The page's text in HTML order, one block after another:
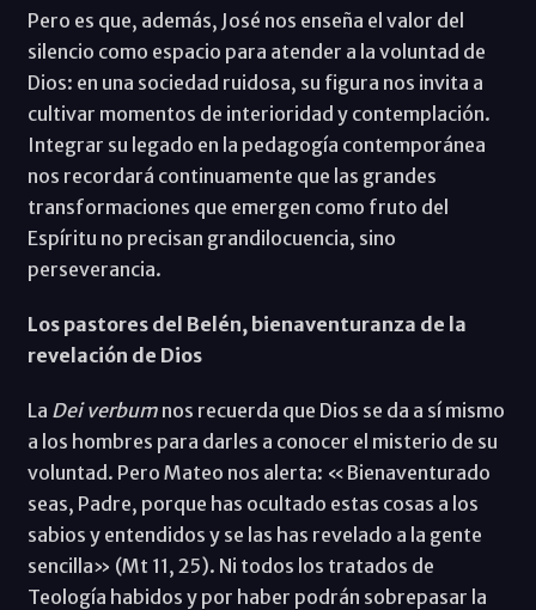
Pero es que, además, José nos enseña el valor del
silencio como espacio para atender a la voluntad de
Dios: en una sociedad ruidosa, su figura nos invita a
cultivar momentos de interioridad y contemplación.
Integrar su legado en la pedagogía contemporánea
nos recordará continuamente que las grandes
transformaciones que emergen como fruto del
Espíritu no precisan grandilocuencia, sino
perseverancia.
Los pastores del Belén, bienaventuranza de la
revelación de Dios
La Dei verbumnos recuerda que Dios se da a sí mismo
a los hombres para darles a conocer el misterio de su
voluntad. Pero Mateo nos alerta: «Bienaventurado
seas, Padre, porque has ocultado estas cosas a los
sabios y entendidos y se las has revelado a la gente
sencilla» (Mt 11, 25). Ni todos los tratados de
Teología habidos y por haber podrán sobrepasar la